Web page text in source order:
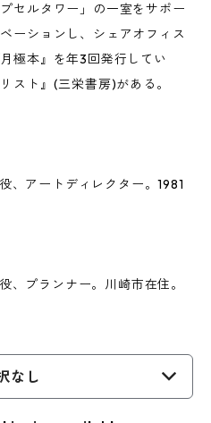
セルタワー」の一室をサポー
ーションし、シェアオフィス
極本』を年3回発行してい
スト』(三栄書房)がある。
、アートディレクター。1981
、プランナー。川崎市在住。
なし